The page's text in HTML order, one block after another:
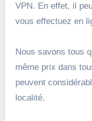
VPN. En effet, il
vous effectuez en
Nous savons tous
même prix dans
peuvent
localité.